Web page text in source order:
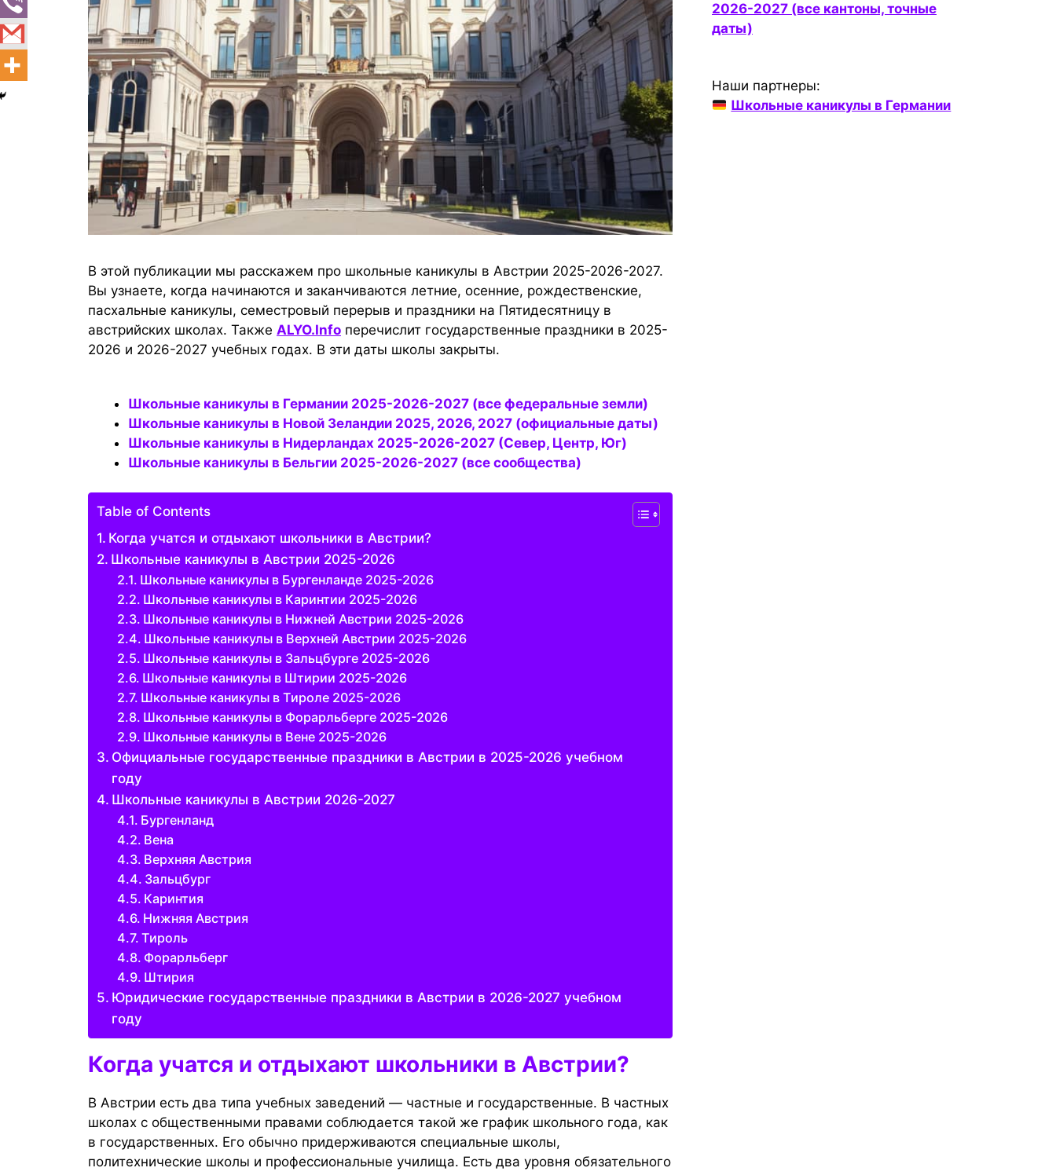
В этой публикации мы расскажем про школьные каникулы в Австрии 2025-2026-2027.
Вы узнаете, когда начинаются и заканчиваются летние, осенние, рождественские,
пасхальные каникулы, семестровый перерыв и праздники на Пятидесятницу в
австрийских школах. Также ALYO.Info перечислит государственные праздники в 2025-
2026 и 2026-2027 учебных годах. В эти даты школы закрыты.
Школьные каникулы в Германии 2025-2026-2027 (все федеральные земли)
Школьные каникулы в Новой Зеландии 2025, 2026, 2027 (официальные даты)
Школьные каникулы в Нидерландах 2025-2026-2027 (Север, Центр, Юг)
Школьные каникулы в Бельгии 2025-2026-2027 (все сообщества)
Table of Contents
Когда учатся и отдыхают школьники в Австрии?
Школьные каникулы в Австрии 2025-2026
Школьные каникулы в Бургенланде 2025-2026
Школьные каникулы в Каринтии 2025-2026
Школьные каникулы в Нижней Австрии 2025-2026
Школьные каникулы в Верхней Австрии 2025-2026
Школьные каникулы в Зальцбурге 2025-2026
Школьные каникулы в Штирии 2025-2026
Школьные каникулы в Тироле 2025-2026
Школьные каникулы в Форарльберге 2025-2026
Школьные каникулы в Вене 2025-2026
Официальные государственные праздники в Австрии в 2025-2026 учебном
году
Школьные каникулы в Австрии 2026-2027
Бургенланд
Вена
Верхняя Австрия
Зальцбург
Каринтия
Нижняя Австрия
Тироль
Форарльберг
Штирия
Юридические государственные праздники в Австрии в 2026-2027 учебном
году
Когда учатся и отдыхают школьники в Австрии?
В Австрии есть два типа учебных заведений — частные и государственные. В частных
школах с общественными правами соблюдается такой же график школьного года, как
в государственных. Его обычно придерживаются специальные школы,
политехнические школы и профессиональные училища. Есть два уровня обязательного
2026-2027 (все кантоны, точные
даты)
Наши партнеры:
Школьные каникулы в Германии